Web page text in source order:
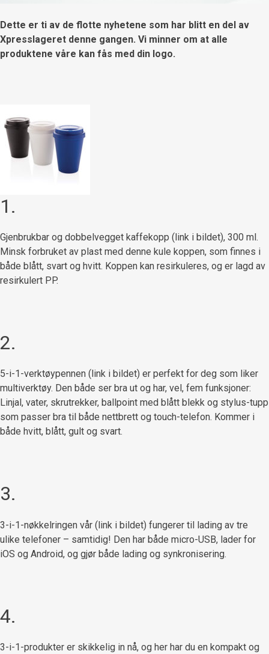
Dette er ti av de flotte nyhetene som har blitt en del av
Xpresslageret denne gangen. Vi minner om at alle
produktene våre kan fås med din logo.
1.
Gjenbrukbar og dobbelvegget kaffekopp (link i bildet), 300 ml.
Minsk forbruket av plast med denne kule koppen, som finnes i
både blått, svart og hvitt. Koppen kan resirkuleres, og er lagd av
resirkulert PP.
2.
5-i-1-verktøypennen (link i bildet) er perfekt for deg som liker
multiverktøy. Den både ser bra ut og har, vel, fem funksjoner:
Linjal, vater, skrutrekker, ballpoint med blått blekk og stylus-tupp
som passer bra til både nettbrett og touch-telefon. Kommer i
både hvitt, blått, gult og svart.
3.
3-i-1-nøkkelringen vår (link i bildet) fungerer til lading av tre
ulike telefoner – samtidig! Den har både micro-USB, lader for
iOS og Android, og gjør både lading og synkronisering.
4.
3-i-1-produkter er skikkelig in nå, og her har du en kompakt og